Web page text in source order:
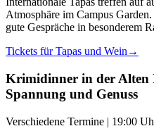
Atmosphäre im Campus
gute Gespräche in besonderem
Tickets für Tapas und Wein →
Krimidinner in der Alten
Spannung und Genuss
Verschiedene Termine | 19:00